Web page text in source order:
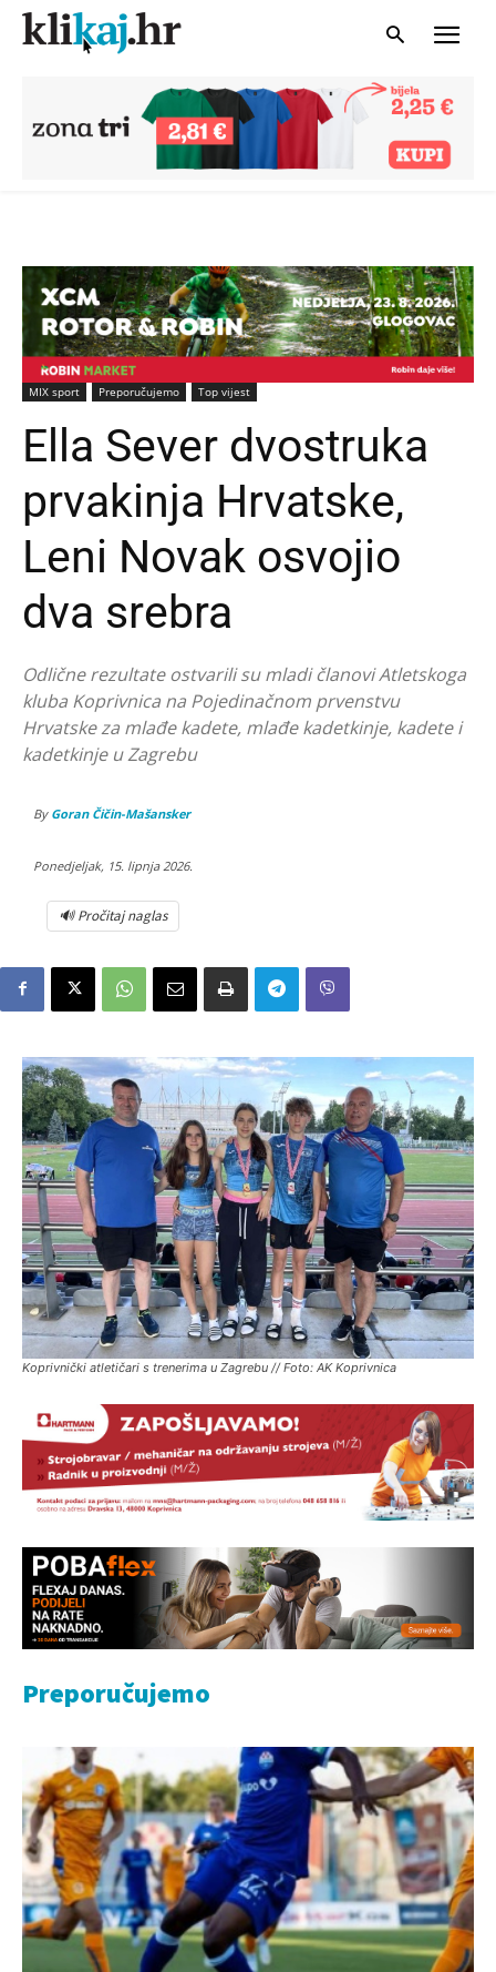
MIX sport Preporučujemo Top vijest
Ella Sever dvostruka
prvakinja Hrvatske,
Leni Novak osvojio
dva srebra
Odlične rezultate ostvarili su mladi članovi Atletskoga
kluba Koprivnica na Pojedinačnom prvenstvu
Hrvatske za mlađe kadete, mlađe kadetkinje, kadete i
kadetkinje u Zagrebu
By Goran Čičin-Mašansker
Ponedjeljak, 15. lipnja 2026.
🔊 Pročitaj naglas
Koprivnički atletičari s trenerima u Zagrebu // Foto: AK Koprivnica
Preporučujemo